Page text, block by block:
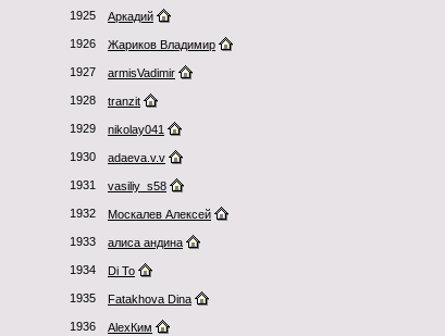
1925 Аркадий
1926 Жариков Владимир
1927 armisVadimir
1928 tranzit
1929 nikolay041
1930 adaeva.v.v
1931 vasiliy_s58
1932 Москалев Алексей
1933 алиса андина
1934 Di To
1935 Fatakhova Dina
1936 AlexКим